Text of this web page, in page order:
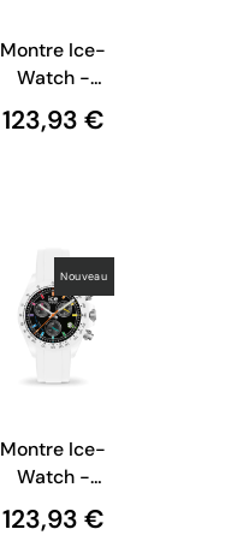
Montre Ice-
Watch -
Smart St 2.0
Ronde 1.20 -
123,93 €
Nouveau
Montre Ice-
Watch -
Bewatch -
White
123,93 €